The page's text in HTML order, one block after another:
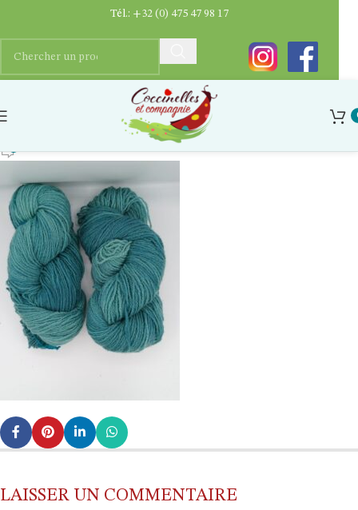
20250930_174402
LAISSER UN COMMENTAIRE
Tél.: +32 (0) 475 47 98 17